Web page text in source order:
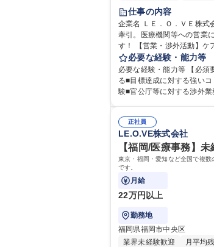
仕事の内容
企業名 ＬＥ．Ｏ．ＶＥ株式会社 求人名 【法人営業・渉外】医療×地域ネットワーク構築／政策渉外からM＆A獲得まで 仕事の内容 経営陣と近い距離で売
牽引。医療機関等への営業
す！ 【営業・渉外活動】ケアマネや病院等への定期訪問、現場のニーズ抽出、新規の獲得ルート開拓【政策渉外・ロビー活動】官公庁や有識者とのネットワーク構築・折
衝、法改正等の調査分析と
析に基づく事業戦略の立案。★入社初期からこれら
得まで
必要な経験・能力等
必要な経験・能力等 【必
る■目標達成に対する強いコミットメントをお持ちの方 ■初対面の相手とも迅速に信
正社員
LE.O.VE株式会社
【福岡/医療事務】
東京・福岡・愛知など全国で複
です。
月給
22万円以上
勤務地
福岡県福岡市中央区
業界未経験歓迎
月平均